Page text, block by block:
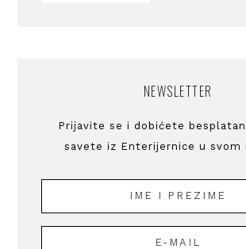
NEWSLETTER
Prijavite se i dobićete
savete iz Enterijernice u svom